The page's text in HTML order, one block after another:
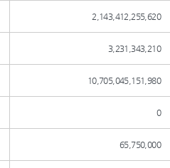
2,143,412,255,620
3,231,343,210
10,705,045,151,980
0
65,750,000